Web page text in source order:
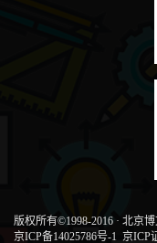
版权所有©1998-2016 · 北京博
京ICP备14025786号-1 京ICP